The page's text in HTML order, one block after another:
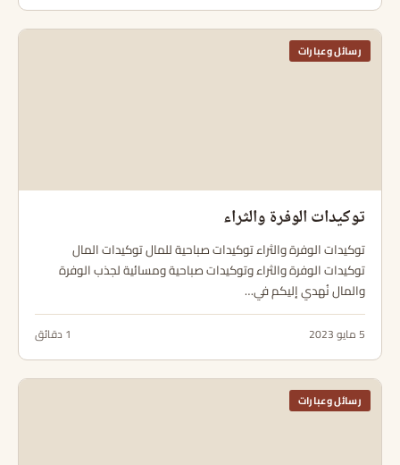
رسائل وعبارات
توكيدات الوفرة والثراء
توكيدات الوفرة والثراء توكيدات صباحية للمال توكيدات المال
توكيدات الوفرة والثراء وتوكيدات صباحية ومسائية لجذب الوفرة
والمال نُهدي إليكم في…
5 مايو 2023 1 دقائق
رسائل وعبارات